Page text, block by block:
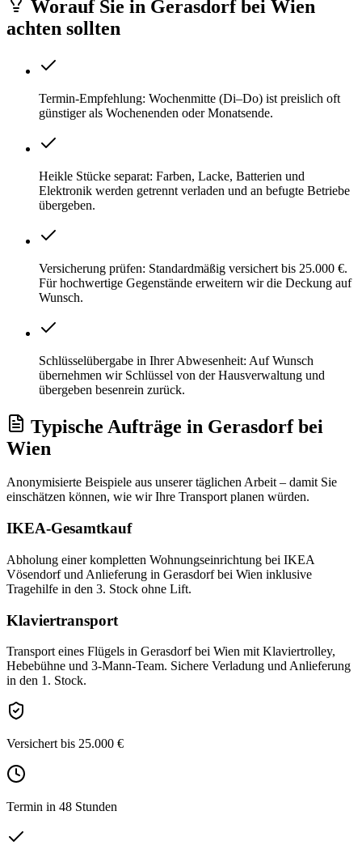
Worauf Sie in Gerasdorf bei Wien
achten sollten
Termin-Empfehlung: Wochenmitte (Di–Do) ist preislich oft
günstiger als Wochenenden oder Monatsende.
Heikle Stücke separat: Farben, Lacke, Batterien und
Elektronik werden getrennt verladen und an befugte Betriebe
übergeben.
Versicherung prüfen: Standardmäßig versichert bis 25.000 €.
Für hochwertige Gegenstände erweitern wir die Deckung auf
Wunsch.
Schlüsselübergabe in Ihrer Abwesenheit: Auf Wunsch
übernehmen wir Schlüssel von der Hausverwaltung und
übergeben besenrein zurück.
Typische Aufträge in Gerasdorf bei
Wien
Anonymisierte Beispiele aus unserer täglichen Arbeit – damit Sie
einschätzen können, wie wir Ihre Transportplanen würden.
IKEA-Gesamtkauf
Abholung einer kompletten Wohnungseinrichtung bei IKEA
Vösendorf und Anlieferung in Gerasdorf bei Wien inklusive
Tragehilfe in den 3. Stock ohne Lift.
Klaviertransport
Transport eines Flügels in Gerasdorf bei Wien mit Klaviertrolley,
Hebebühne und 3-Mann-Team. Sichere Verladung und Anlieferung
in den 1. Stock.
Versichert bis 25.000 €
Termin in 48 Stunden